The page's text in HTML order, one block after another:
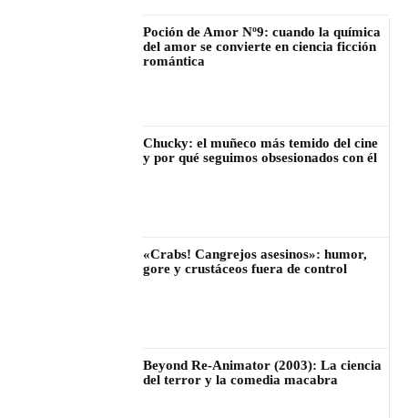
Poción de Amor Nº9: cuando la química
del amor se convierte en ciencia ficción
romántica
Chucky: el muñeco más temido del cine
y por qué seguimos obsesionados con él
«Crabs! Cangrejos asesinos»: humor,
gore y crustáceos fuera de control
Beyond Re-Animator (2003): La ciencia
del terror y la comedia macabra